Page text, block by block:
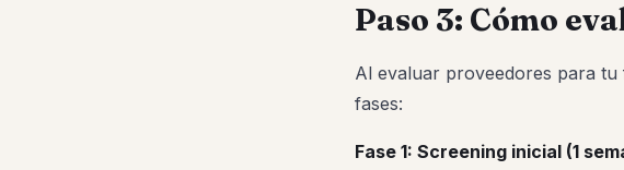
Paso 3: Cómo
Al evaluar proveedores para
fases:
Fase 1: Screening inicial (1